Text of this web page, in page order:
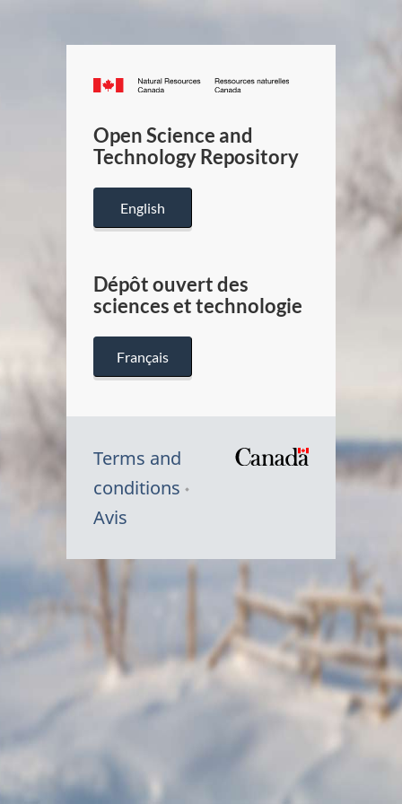
Canada.ca
/
Canada
Open Science and
Technology Repository
English
Dépôt ouvert des
sciences et technologie
Français
Terms and
conditions
Avis
Symbole
Canada